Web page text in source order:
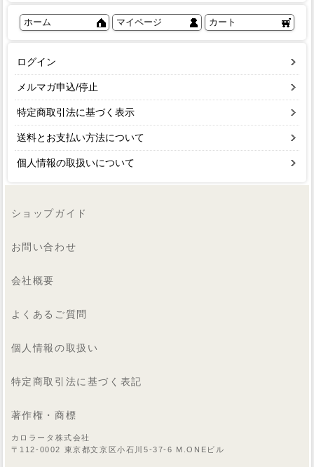
ホーム マイページ カート
ログイン
メルマガ申込/停止
特定商取引法に基づく表示
送料とお支払い方法について
個人情報の取扱いについて
ショップガイド
お問い合わせ
会社概要
よくあるご質問
個人情報の取扱い
特定商取引法に基づく表記
著作権・商標
カロラータ株式会社
〒112-0002 東京都文京区小石川5-37-6 M.ONEビル